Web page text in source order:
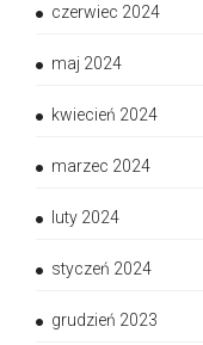
czerwiec 2024
maj 2024
kwiecień 2024
marzec 2024
luty 2024
styczeń 2024
grudzień 2023